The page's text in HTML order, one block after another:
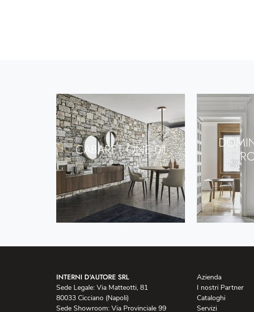
CABARET ONE 01
INTERNI D'AUTORE SRL
Sede Legale: Via Matteotti, 81
80033 Cicciano (Napoli)
Sede Showroom: Via Provinciale 99
Azienda
I nostri Partner
Cataloghi
Servizi